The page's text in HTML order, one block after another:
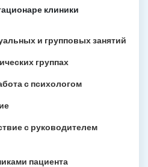
клиники
и групповых занятий
группах
с психологом
с руководителем
пациента